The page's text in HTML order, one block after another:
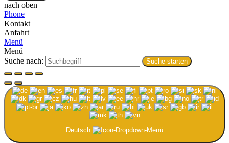
nach oben
Phone
Kontakt
Anfahrt
Menü
Menü
Suche nach:
Suche starten
Deutsch